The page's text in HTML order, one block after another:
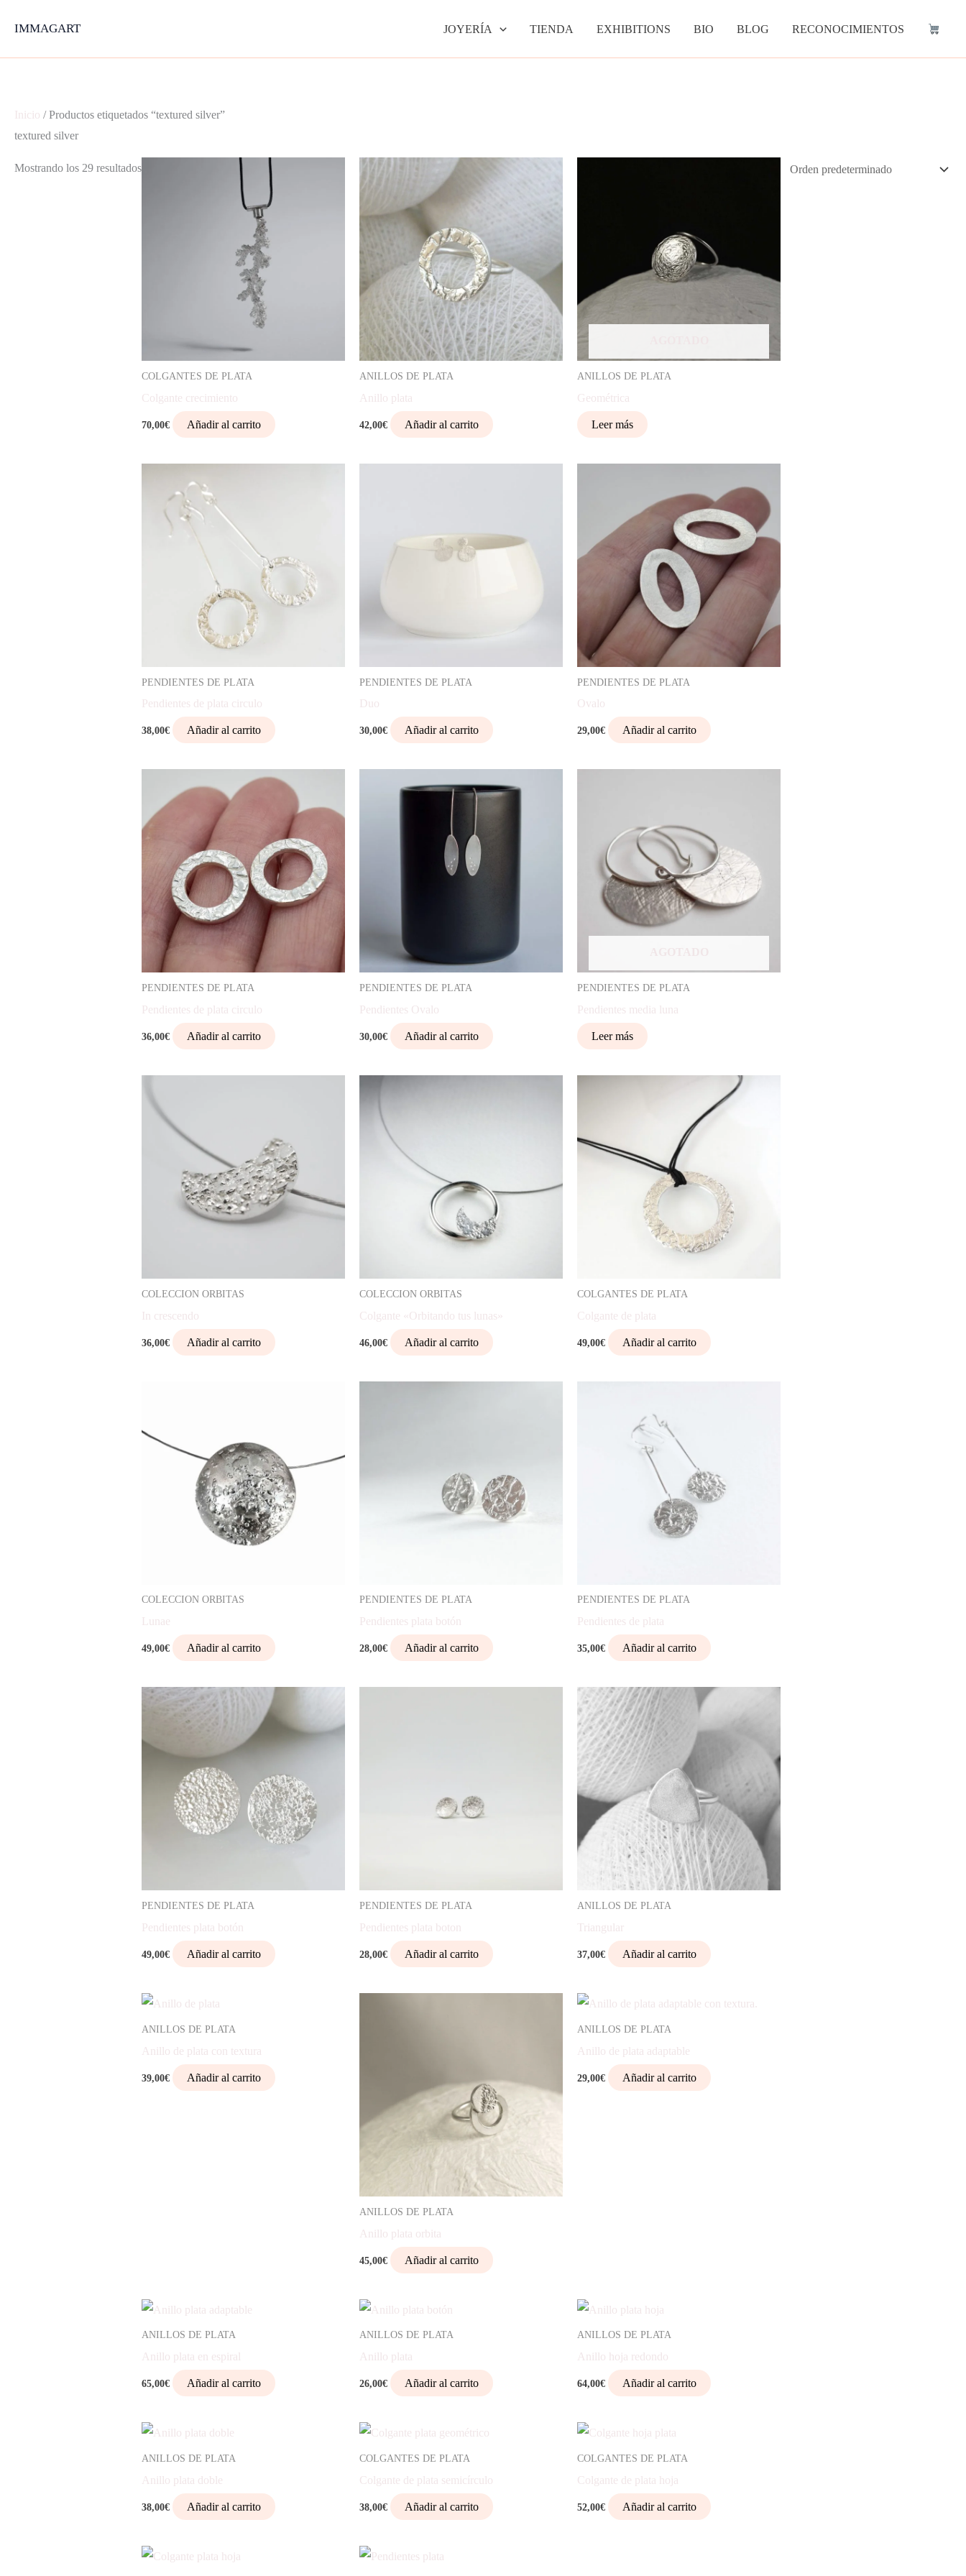
IMMAGART JOYERÍA TIENDA EXHIBITIONS BIO BLOG RECONOCIMIENTOS
Inicio / Productos etiquetados “textured silver”
textured silver
Mostrando los 29 resultados
COLGANTES DE PLATA
Colgante crecimiento
70,00€ Añadir al carrito
ANILLOS DE PLATA
Anillo plata
42,00€ Añadir al carrito
ANILLOS DE PLATA
Geométrica
Leer más
PENDIENTES DE PLATA
Pendientes de plata circulo
38,00€ Añadir al carrito
PENDIENTES DE PLATA
Duo
30,00€ Añadir al carrito
PENDIENTES DE PLATA
Ovalo
29,00€ Añadir al carrito
PENDIENTES DE PLATA
Pendientes de plata circulo
36,00€ Añadir al carrito
PENDIENTES DE PLATA
Pendientes Ovalo
30,00€ Añadir al carrito
PENDIENTES DE PLATA
Pendientes media luna
Leer más
COLECCION ORBITAS
In crescendo
36,00€ Añadir al carrito
COLECCION ORBITAS
Colgante «Orbitando tus lunas»
46,00€ Añadir al carrito
COLGANTES DE PLATA
Colgante de plata
49,00€ Añadir al carrito
COLECCION ORBITAS
Lunae
49,00€ Añadir al carrito
PENDIENTES DE PLATA
Pendientes plata botón
28,00€ Añadir al carrito
PENDIENTES DE PLATA
Pendientes de plata
35,00€ Añadir al carrito
PENDIENTES DE PLATA
Pendientes plata botón
49,00€ Añadir al carrito
PENDIENTES DE PLATA
Pendientes plata boton
28,00€ Añadir al carrito
ANILLOS DE PLATA
Triangular
37,00€ Añadir al carrito
ANILLOS DE PLATA
Anillo de plata con textura
39,00€ Añadir al carrito
ANILLOS DE PLATA
Anillo plata orbita
45,00€ Añadir al carrito
ANILLOS DE PLATA
Anillo de plata adaptable
29,00€ Añadir al carrito
ANILLOS DE PLATA
Anillo plata en espiral
65,00€ Añadir al carrito
ANILLOS DE PLATA
Anillo plata
26,00€ Añadir al carrito
ANILLOS DE PLATA
Anillo hoja redondo
64,00€ Añadir al carrito
ANILLOS DE PLATA
Anillo plata doble
38,00€ Añadir al carrito
COLGANTES DE PLATA
Colgante de plata semicírculo
38,00€ Añadir al carrito
COLGANTES DE PLATA
Colgante de plata hoja
52,00€ Añadir al carrito